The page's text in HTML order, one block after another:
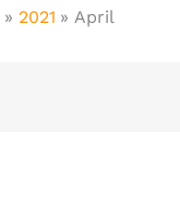
2021 April